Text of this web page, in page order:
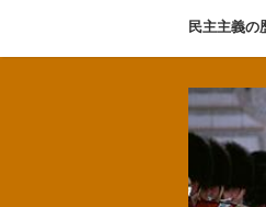
民主主義の